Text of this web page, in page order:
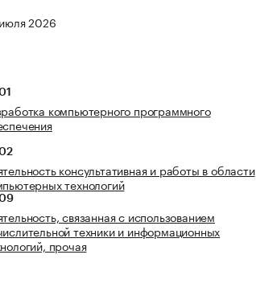
2026
компьютерного программного
консультативная и работы в области
технологий
связанная с использованием
техники и информационных
прочая